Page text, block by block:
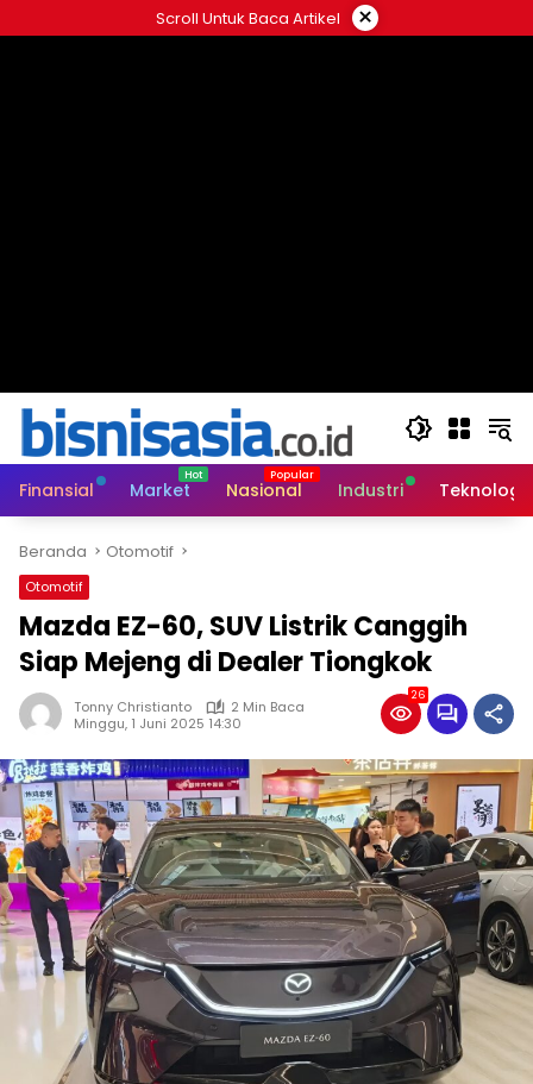
ke
Scroll Untuk Baca Artikel ×
Finansial Market Nasional Industri Teknologi
Beranda Otomotif
Otomotif
Mazda EZ-60, SUV Listrik Canggih
Siap Mejeng di Dealer Tiongkok
Tonny Christianto
2 Min Baca
Minggu, 1 Juni 2025 14:30
26